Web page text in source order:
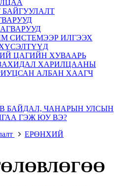
БАЙГУУЛАЛТ
СИСТЕМЭЭР ИЛГЭЭХ
ЦАГИЙН ХУВААРЬ
ХАРИЛЦААНЫ
АЛБАН ХААГЧ
БАЙДАЛ, ЧАНАРЫН УЛСЫН
ГЭЖ ЮУ ВЭ?
ЕРӨНХИЙ